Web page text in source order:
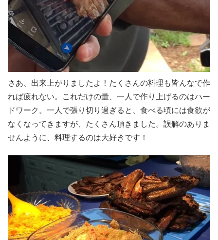
さあ、出来上がりましたよ！たくさんの料理も皆んなで作
れば疲れない。これだけの量、一人で作り上げるのはハー
ドワーク。一人で張り切り過ぎると、食べる頃には食欲が
なくなってきますが、たくさん頂きました。誤解のありま
せんように、料理するのは大好きです！